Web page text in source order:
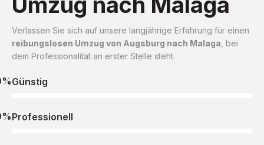
Verlassen Sie sich auf unsere langjährige Erfahrung für einen
reibungslosen Umzug von Augsburg nach Malaga , bei
dem Professionalität an erster Stelle steht.
Günstig
Professionell